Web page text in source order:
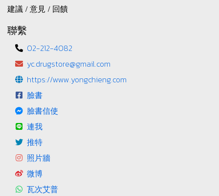
建議 / 意見 / 回饋
聯繫
02-212-4082
yc.drugstore@gmail.com
https://www.yongchieng.com
臉書
臉書信使
連我
推特
照片牆
微博
瓦次艾普